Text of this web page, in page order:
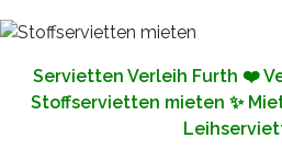
Servietten Verleih Furth ❤️
Stoffservietten mieten ✨